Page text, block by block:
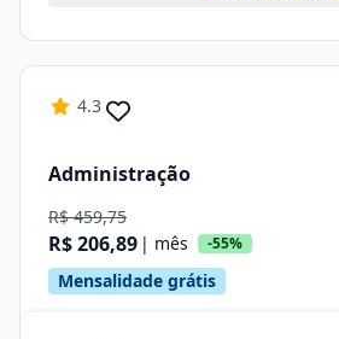
4.3
Administração
R$ 459,75
R$ 206,89 | mês -55%
Mensalidade grátis